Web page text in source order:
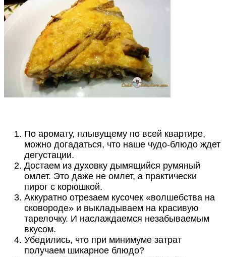
По аромату, плывущему по всей квартире,
можно догадаться, что наше чудо-блюдо ждет
дегустации.
Достаем из духовку дымящийся румяный
омлет. Это даже не омлет, а практически
пирог с корюшкой.
Аккуратно отрезаем кусочек «волшебства на
сковороде» и выкладываем на красивую
тарелочку. И наслаждаемся незабываемым
вкусом.
Убедились, что при минимуме затрат
получаем шикарное блюдо?